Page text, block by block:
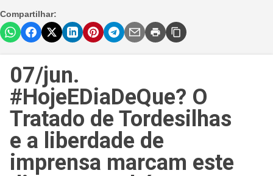
Compartilhar:
07/jun.
#HojeEDiaDeQue? O
Tratado de Tordesilhas
e a liberdade de
imprensa marcam este